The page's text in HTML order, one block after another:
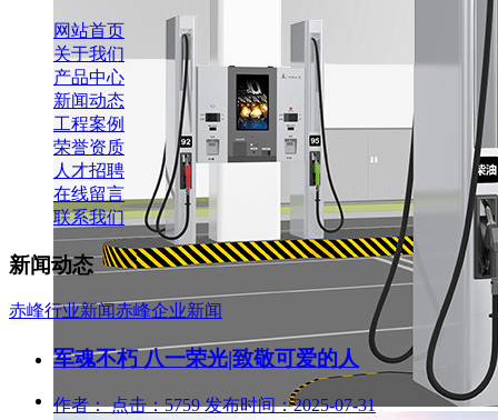
网站首页
关于我们
产品中心
新闻动态
工程案例
荣誉资质
人才招聘
在线留言
联系我们
新闻动态
赤峰行业新闻赤峰企业新闻
军魂不朽 八一荣光|致敬可爱的人
作者： 点击：5759 发布时间：2025-07-31